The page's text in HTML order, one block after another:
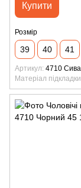
Купити
Розмір
39 40 41
Артикул 4710
Матеріал підкладки